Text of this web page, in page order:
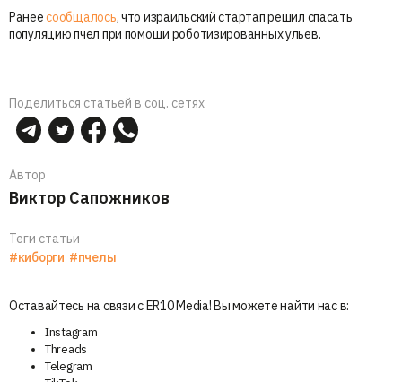
Ранеесообщалось, что израильский стартап решил спасать
популяцию пчел при помощи роботизированных ульев.
Поделиться статьей в соц. сетях
Автор
Виктор Сапожников
Теги статьи
#киборги #пчелы
Оставайтесь на связи с ER10 Media! Вы можете найти нас в:
Instagram
Threads
Telegram